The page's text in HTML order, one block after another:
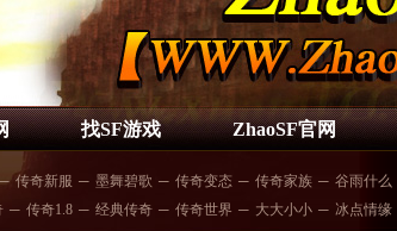
找SF游戏 ZhaoSF官网
─ 传奇新服 ─ 墨舞碧歌 ─ 传奇变态 ─ 传奇家族 ─ 谷雨什么
─ 传奇1.8 ─ 经典传奇 ─ 传奇世界 ─ 大大小小 ─ 冰点情缘